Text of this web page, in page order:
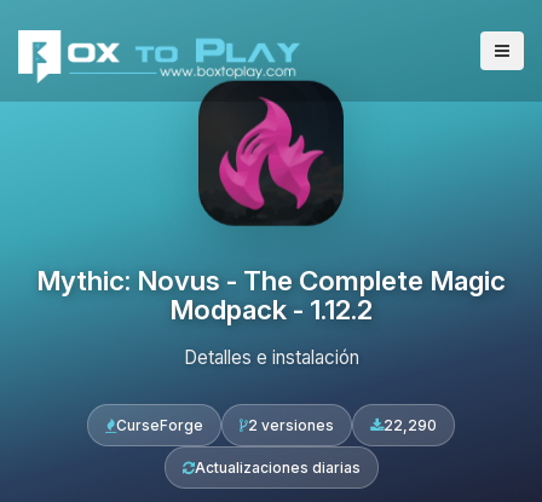
Mythic: Novus - The Complete Magic
Modpack - 1.12.2
Detalles e instalación
CurseForge 2 versiones 22,290
Actualizaciones diarias